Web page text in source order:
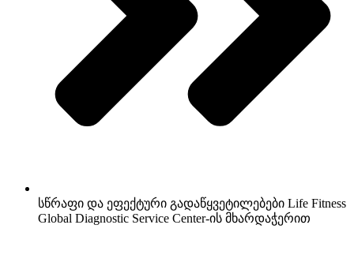
სწრაფი და ეფექტური გადაწყვეტილებები Life Fitness
Global Diagnostic Service Center-ის მხარდაჭერით